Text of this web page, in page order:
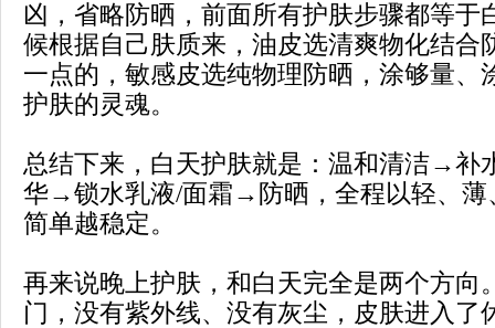
凶，省略防晒，前面所有护肤步骤都等于
候根据自己肤质来，油皮选清爽物化结合
一点的，敏感皮选纯物理防晒，涂够量、
护肤的灵魂。
总结下来，白天护肤就是：温和清洁→补
华→锁水乳液/面霜→防晒，全程以轻、薄
简单越稳定。
再来说晚上护肤，和白天完全是两个方向
门，没有紫外线、没有灰尘，皮肤进入了